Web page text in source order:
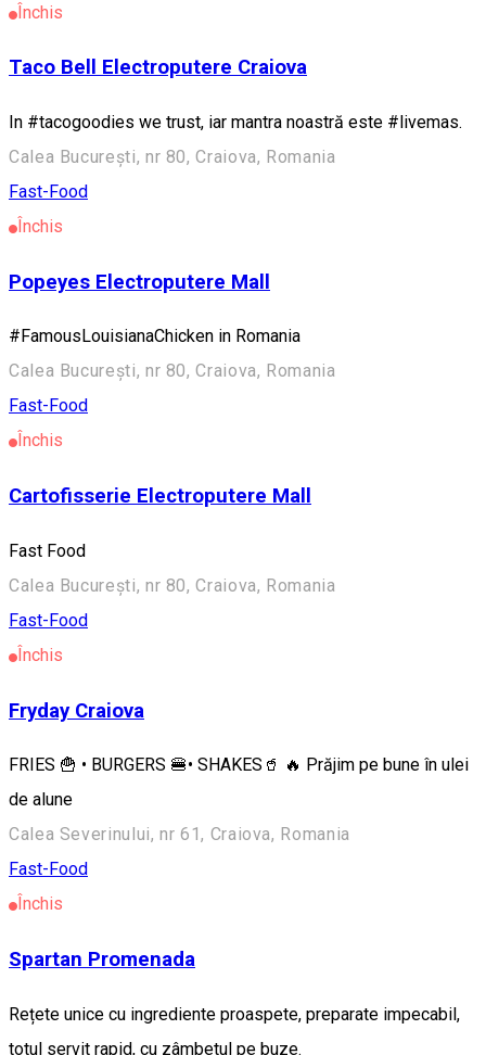
Închis
Taco Bell Electroputere Craiova
In #tacogoodies we trust, iar mantra noastră este #livemas.
Calea București, nr 80, Craiova, Romania
Fast-Food
Închis
Popeyes Electroputere Mall
#FamousLouisianaChicken in Romania
Calea București, nr 80, Craiova, Romania
Fast-Food
Închis
Cartofisserie Electroputere Mall
Fast Food
Calea București, nr 80, Craiova, Romania
Fast-Food
Închis
Fryday Craiova
FRIES 🍟 • BURGERS 🍔• SHAKES🥤 🔥 Prăjim pe bune în ulei
de alune
Calea Severinului, nr 61, Craiova, Romania
Fast-Food
Închis
Spartan Promenada
Rețete unice cu ingrediente proaspete, preparate impecabil,
totul servit rapid, cu zâmbetul pe buze.